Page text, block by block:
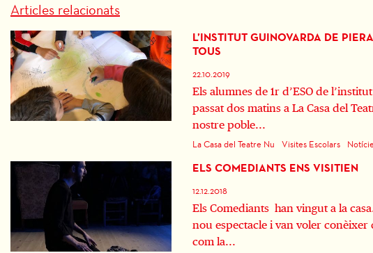
Articles relacionats
L’INSTITUT GUINOVARDA DE
TOUS
22.10.2019
Els alumnes de 1r d’ESO de
passat dos matins a La Casa del
nostre poble...
La Casa del Teatre Nu Visites Escolars
ELS COMEDIANTS ENS VISITIEN
12.12.2018
Els Comediants han vingut a la
nou espectacle i van voler conèixer
com la...